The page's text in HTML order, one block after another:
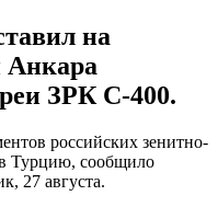
на
Анкара
ЗРК С-400.
российских зенитно-
Турцию, сообщило
27 августа.